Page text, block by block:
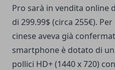
Pro sarà in vendita online
di 299.99$ (circa 255€). Per
cinese aveva già
smartphone è dotato di
pollici HD+ (1440 x 720)